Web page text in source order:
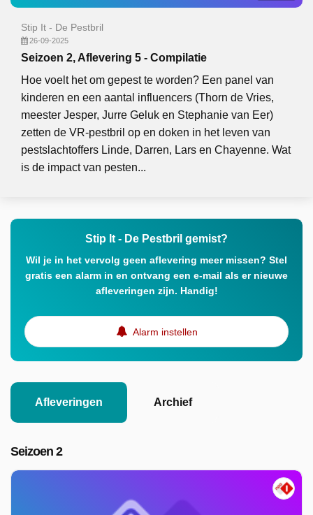
Stip It - De Pestbril
26-09-2025
Seizoen 2, Aflevering 5 - Compilatie
Hoe voelt het om gepest te worden? Een panel van
kinderen en een aantal influencers (Thorn de Vries,
meester Jesper, Jurre Geluk en Stephanie van Eer)
zetten de VR-pestbril op en doken in het leven van
pestslachtoffers Linde, Darren, Lars en Chayenne. Wat
is de impact van pesten...
Stip It - De Pestbril gemist?
Wil je in het vervolg geen aflevering meer missen? Stel
gratis een alarm in en ontvang een e-mail als er nieuwe
afleveringen zijn. Handig!
Alarm instellen
Afleveringen Archief
Seizoen 2